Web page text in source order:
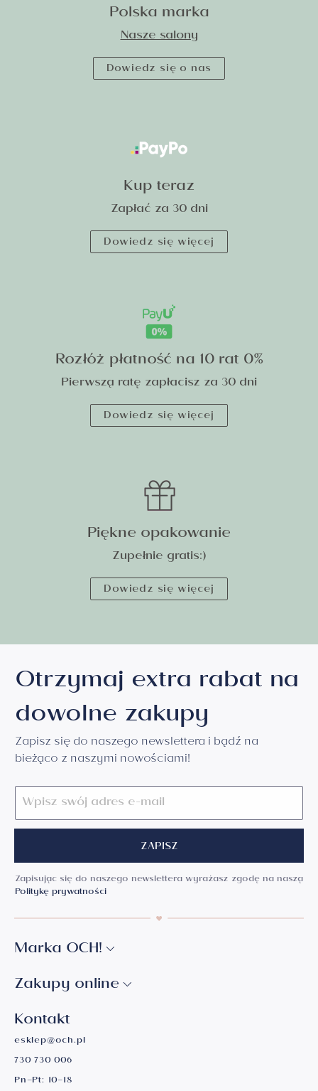
Polska marka
Nasze salony
Dowiedz się o nas
Kup teraz
Zapłać za 30 dni
Dowiedz się więcej
Rozłóż płatność na 10 rat 0%
Pierwszą ratę zapłacisz za 30 dni
Dowiedz się więcej
Piękne opakowanie
Zupełnie gratis:)
Dowiedz się więcej
Otrzymaj extra rabat na
dowolne zakupy
Zapisz się do naszego newslettera i bądź na
bieżąco z naszymi nowościami!
ZAPISZ
Zapisując się do naszego newslettera wyrażasz zgodę na naszą
Politykę prywatności
Marka OCH!
Zakupy online
Kontakt
esklep@och.pl
730 730 006
Pn–Pt: 10–18